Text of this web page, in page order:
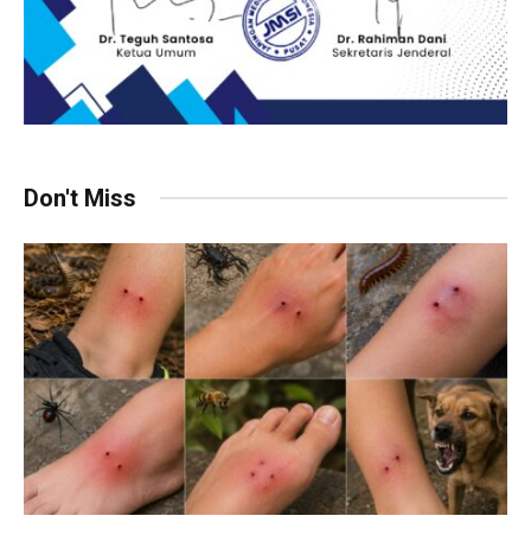
Don't Miss